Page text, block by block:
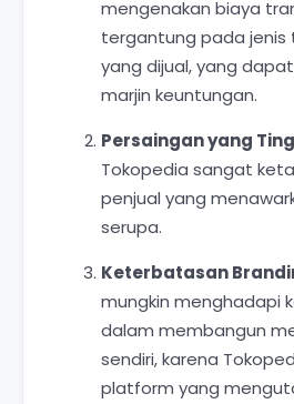
mengenakan biaya
tergantung pada jenis
yang dijual, yang
marjin keuntungan.
Persaingan yang
Tokopedia sangat
penjual yang
serupa.
Keterbatasan
mungkin menghadapi
dalam membangun
sendiri, karena
platform yang